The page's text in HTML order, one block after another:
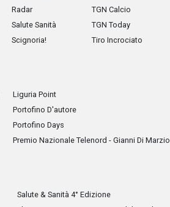
Radar
Salute Sanità
Scignoria!
TGN Calcio
TGN Today
Tiro Incrociato
Liguria Point
Portofino D'autore
Portofino Days
Premio Nazionale Telenord - Gianni Di Marzio
Salute & Sanità 4° Edizione